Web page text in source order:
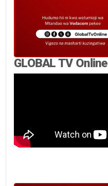
GLOBAL TV Online